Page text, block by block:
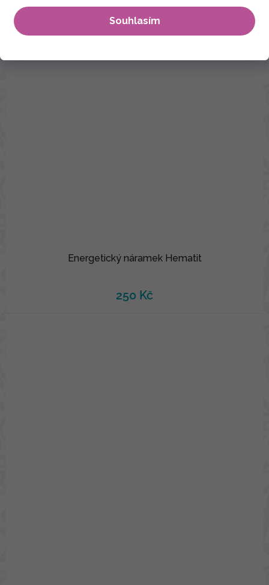
Souhlasím
Energetický náramek Hematit
250 Kč